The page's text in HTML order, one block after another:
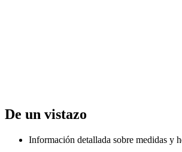
De un vistazo
Información detallada sobre medidas y